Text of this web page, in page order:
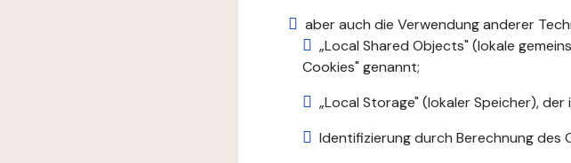
aber auch die Verwendung anderer
„Local Shared Objects" (lokale
Cookies" genannt;
„Local Storage" (lokaler Speicher),
Identifizierung durch Berechnung des